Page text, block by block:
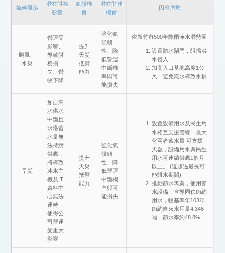
氣候風險
潛在財務
影響
氣候機
會
潛在財務
機會
因應措施
颱風、
水災
營運受
影響、
導致財
務損
失、營
收下降
提升
天災
抵禦
能力
強化氣
候韌
性、降
低營運
中斷機
率與可
能損失
依新竹市500年降雨淹水潛勢圖
設置防水閘門，阻擋洪
水侵入
加高入口基地高度1公
尺，避免淹水導致水損
旱災
如自來
水供水
中斷且
水塔蓄
水量無
法持續
供應，
將導致
冰水主
機及IT
資料中
心無法
運轉，
使得公
司營運
受重大
影響
提升
天災
抵禦
能力
強化氣
候韌
性、降
低營運
中斷機
率與可
能損失
設置設備用水及民生用
水相互支援管線，最大
化兩者蓄水量 可支援
天數，設備用水與民生
用水可連續供應1個月
以上。 (遠超過最長可
能限水期間)
推動節水專案，使用節
水設備，宣導同仁節約
用水，較基準年103年
節約自來水用量4,346
噸，節水率約48.8%